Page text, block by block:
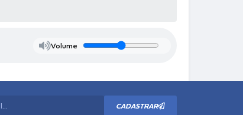
Volume
CADASTRAR